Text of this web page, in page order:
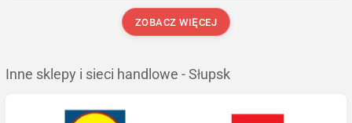
ZOBACZ WIĘCEJ
Inne sklepy i sieci handlowe - Słupsk